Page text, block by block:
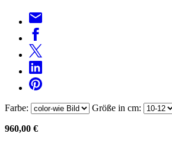
Farbe: Größe in cm:
960,00 €